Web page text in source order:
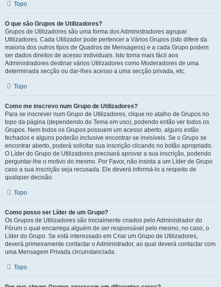
Topo
O que são Grupos de Utilizadores?
Grupos de Utilizadores são uma forma dos Administradores agrupar
Utilizadores. Cada Utilizador pode pertencer a Vários Grupos (isto difere da
maioria dos outros tipos de Quadros de Mensagens) e a cada Grupo podem
ser dados direitos de acesso individuais. Isto torna mais fácil aos
Administradores destinar vários Utilizadores como Moderadores de uma
determinada secção ou dar-lhes acesso a uma secção privada, etc.
Topo
Como me inscrevo num Grupo de Utilizadores?
Para se inscrever num Grupo de Utilizadores, clique no atalho de Grupos no
topo da página (dependendo do Tema em uso), podendo então ver todos os
Grupos. Nem todos os Grupos possuem um acesso aberto, alguns estão
fechados e alguns poderão inclusive encontrar-se invisíveis. Se o Grupo se
encontrar aberto, poderá solicitar sua inscrição clicando no botão apropriado.
O Líder do Grupo de Utilizadores precisará aprovar a sua inscrição, podendo
perguntar-lhe o motivo do mesmo. Por Favor, não insista a um Líder de Grupo
caso a sua inscrição seja recusada. Ele deverá informá-lo a respeito de
qualquer decisão.
Topo
Como posso ser Líder de um Grupo?
Os Grupos de Utilizadores são inicialmente criados pelo Administrador do
Fórum o qual encarrega alguém de ser responsável pelo mesmo, no caso, o
Líder do Grupo. Se está interessado em Criar um Grupo de Utilizadores,
deverá primeiramente contactar o Administrador, ao qual deverá contactar com
uma Mensagem Privada circunstanciada.
Topo